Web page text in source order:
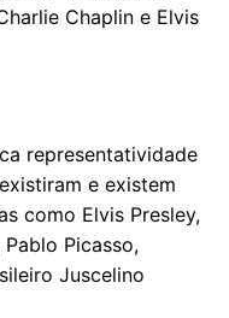
Chaplin e Elvis
representatividade
e existem
como Elvis Presley,
Picasso,
Juscelino